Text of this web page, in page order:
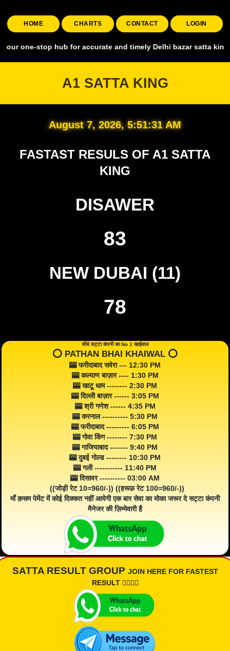
HOME CHARTS CONTACT LOGIN
hub for accurate and timely Delhi bazar satta king,
A1 SATTA KING
August 7, 2026, 5:51:32 AM
FASTAST RESULS OF A1 SATTA
KING
DISAWER
83
NEW DUBAI (11)
78
सीधे सट्टा कंपनी का No 1 खाईवाल
⭕️ PATHAN BHAI KHAIWAL ⭕️
🎰 फरीदाबाद सवेरा --- 12:30 PM
🎰 कल्याण बाज़ार ---- 1:30 PM
🎰 खाटू धाम -------- 2:30 PM
🎰 दिल्ली बाज़ार ------ 3:05 PM
🎰 श्री गणेश ------ 4:35 PM
🎰 करनाल ---------- 5:30 PM
🎰 फरीदाबाद --------- 6:05 PM
🎰 गोवा किंग -------- 7:30 PM
🎰 गाजियाबाद ------- 9:40 PM
🎰 दुबई गोल्ड -------- 10:30 PM
🎰 गली ----------- 11:40 PM
🎰 दिसावर ---------- 03:00 AM
((जोड़ी रेट 10=960/-)) ((हरूफ़ रेट 100=960/-))
माँ क़सम पेमेंट में कोई दिक्कत नहीं आयेगी एक बार सेवा का मोका जरूर दे सट्टा कंपनी
मैनेजर की ज़िम्मेवारी है
SATTA RESULT GROUP JOIN HERE FOR FASTEST
RESULT 👇🏾👇🏾